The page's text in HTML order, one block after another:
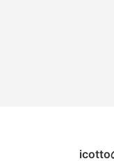
icotto